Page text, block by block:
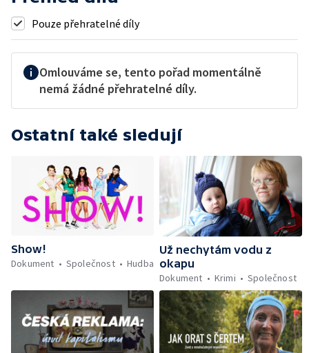
Pouze přehratelné díly
Omlouváme se, tento pořad momentálně
nemá žádné přehratelné díly.
Ostatní také sledují
Show!
Dokument
Společnost Hudba
Už nechytám vodu z
okapu
Dokument
Krimi Společnost